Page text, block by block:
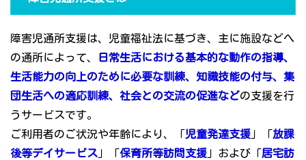
障害児通所支援は、児童福祉法に基づき、主に施設などへ
の通所によって、
日常生活における基本的な動作の指導、
生活能力の向上のために必要な訓練、知識技能の付与、集
団生活への適応訓練、社会との交流の促進などの支援を行
うサービスです。
ご利用者のご状況や年齢により、「児童発達支援 」「放課
後等デイサービス 」「保育所等訪問支援 」および「居宅訪